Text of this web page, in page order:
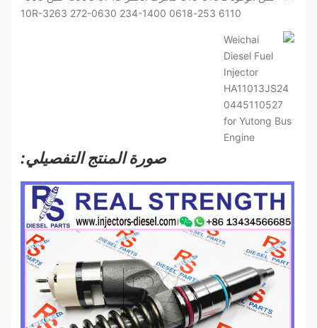
صورة المنتج التفصيلي: